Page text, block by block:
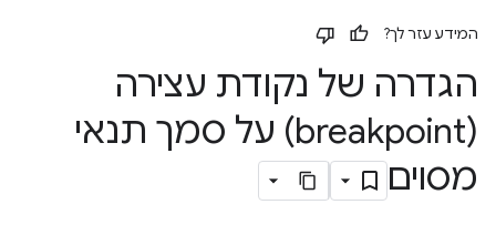
המידע עזר לך?
הגדרה של נקודת עצירה
(breakpoint) על סמך תנאי
מסוים